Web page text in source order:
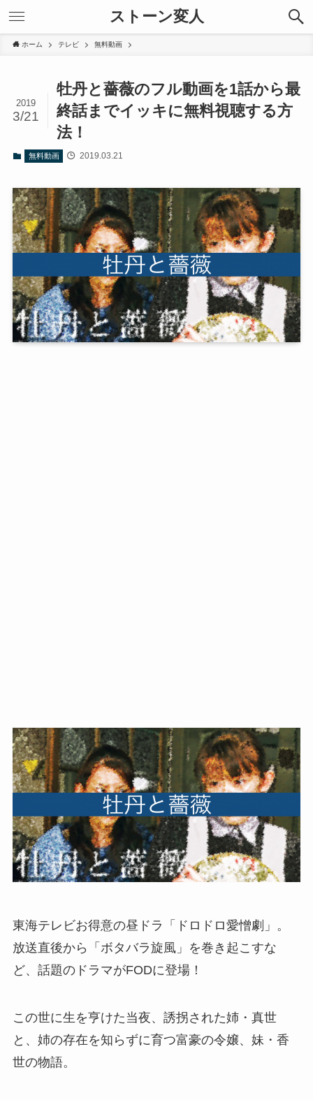
ストーン変人
ホーム テレビ 無料動画
牡丹と薔薇のフル動画を1話から最
終話までイッキに無料視聴する方
法！
2019
3/21
無料動画 2019.03.21
東海テレビお得意の昼ドラ「ドロドロ愛憎劇」。
放送直後から「ボタバラ旋風」を巻き起こすな
ど、話題のドラマがFODに登場！
この世に生を亨けた当夜、誘拐された姉・真世
と、姉の存在を知らずに育つ富豪の令嬢、妹・香
世の物語。